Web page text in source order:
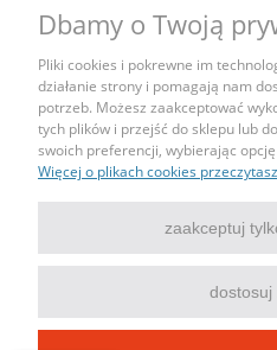
Moje
tel:
mail:
Dbamy o Twoją
Pliki cookies i pokrewne im
działanie strony i pomagają nam
potrzeb. Możesz zaakceptować
tych plików i przejść do sklepu lub
swoich preferencji, wybierając
Więcej o plikach cookies
zaakceptuj
dostosuj